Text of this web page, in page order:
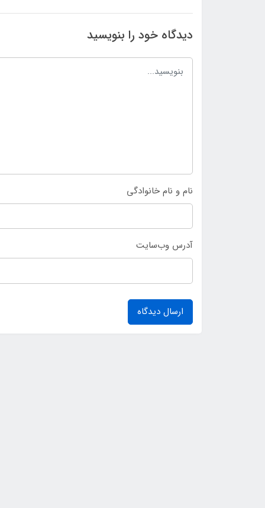
دیدگاه خود را بنویسید
نام و نام خانوادگی
آدرس وب‌سایت
ارسال دیدگاه